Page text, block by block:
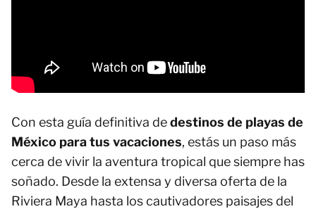
Con esta guía definitiva dedestinos de playas de
México para tus vacaciones, estás un paso más
cerca de vivir la aventura tropical que siempre has
soñado. Desde la extensa y diversa oferta de la
Riviera Maya hasta los cautivadores paisajes del